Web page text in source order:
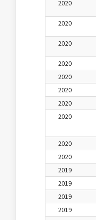
2020
2020
2020
2020
2020
2020
2020
2020
2020
2020
2019
2019
2019
2019